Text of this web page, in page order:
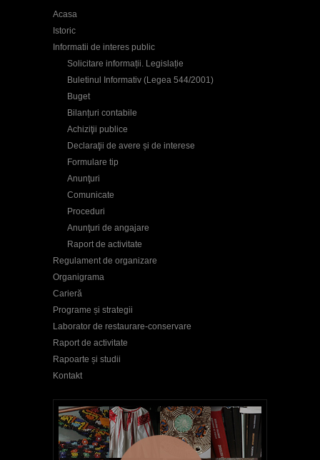
Acasa
Istoric
Informatii de interes public
Solicitare informații. Legislație
Buletinul Informativ (Legea 544/2001)
Buget
Bilanțuri contabile
Achiziţii publice
Declaraţii de avere și de interese
Formulare tip
Anunţuri
Comunicate
Proceduri
Anunţuri de angajare
Raport de activitate
Regulament de organizare
Organigrama
Carieră
Programe și strategii
Laborator de restaurare-conservare
Raport de activitate
Rapoarte și studii
Kontakt